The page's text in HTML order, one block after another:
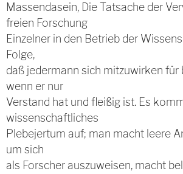
Massendasein, Die Tatsache der
freien Forschung
Einzelner in den Betrieb der
Folge,
daß jedermann sich mitzuwirken für
wenn er nur
Verstand hat und fleißig ist. Es
wissenschaftliches
Plebejertum auf; man macht leere
um sich
als Forscher auszuweisen, macht